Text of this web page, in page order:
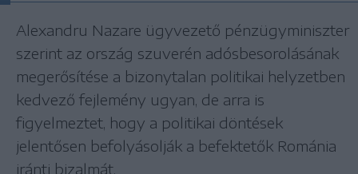
Alexandru Nazare ügyvezető pénzügyminiszter
szerint az ország szuverén adósbesorolásának
megerősítése a bizonytalan politikai helyzetben
kedvező fejlemény ugyan, de arra is
figyelmeztet, hogy a politikai döntések
jelentősen befolyásolják a befektetők Románia
iránti bizalmát.